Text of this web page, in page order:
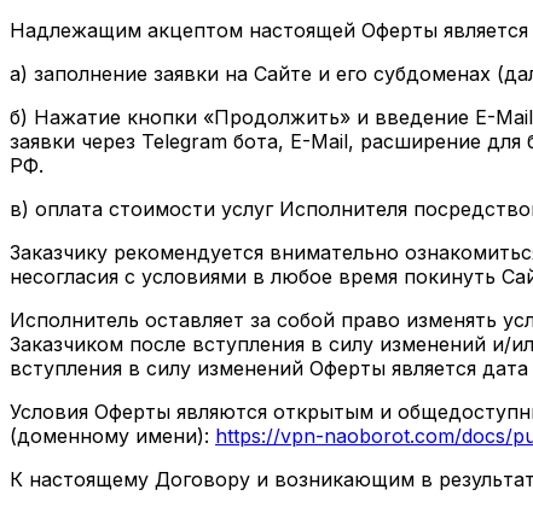
Надлежащим акцептом настоящей Оферты
а) заполнение заявки на Сайте и его субдоменах
б) Нажатие кнопки «Продолжить» и введение E-
заявки через Telegram бота, E-Mail, расширение
РФ.
в) оплата стоимости услуг Исполнителя
Заказчику рекомендуется внимательно
несогласия с условиями в любое время покинуть
Исполнитель оставляет за собой право изменять
Заказчиком после вступления в силу изменений и/
вступления в силу изменений Оферты является
Условия Оферты являются открытым и
(доменному имени): https://vpn-naoborot.com/docs/
К настоящему Договору и возникающим в